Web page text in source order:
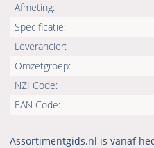
Afmeting:
Specificatie:
Leverancier:
Omzetgroep:
NZI Code:
EAN Code:
Assortimentgids.nl is vanaf